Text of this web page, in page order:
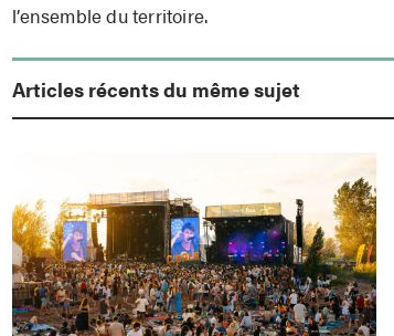
l’ensemble du territoire.
Articles récents du même sujet